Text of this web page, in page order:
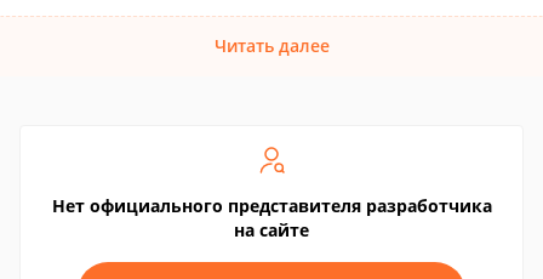
Читать далее
Нет официального представителя разработчика
на сайте